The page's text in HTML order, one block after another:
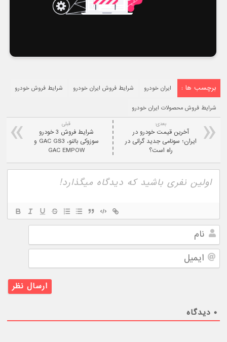
برچسب ها : ایران خودرو شرایط فروش ایران خودرو شرایط فروش خودرو
شرایط فروش محصولات ایران خودرو
قبلی
شرایط فروش 3 خودرو
سوزوکی بالنو، GAC GS3 و
GAC EMPOW
بعدی:
آخرین قیمت خودرو در
ایران؛ سونامی جدید گرانی در
راه است؟
نام
ایمیل
۰ دیدگاه